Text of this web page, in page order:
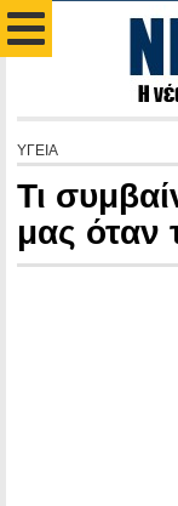
ΥΓΕΙΑ
Τι
μας όταν